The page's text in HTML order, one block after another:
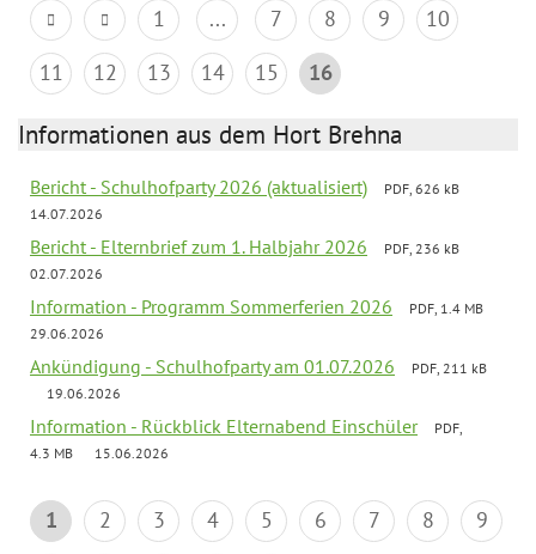
1 ... 7 8 9
10
11
12 13 14 15 16
Informationen aus dem Hort Brehna
Bericht - Schulhofparty 2026 (aktualisiert)
PDF, 626 kB
14.07.2026
Bericht - Elternbrief zum 1. Halbjahr 2026
PDF, 236 kB
02.07.2026
Information - Programm Sommerferien 2026
PDF, 1.4 MB
29.06.2026
Ankündigung - Schulhofparty am 01.07.2026
PDF, 211 kB
19.06.2026
Information - Rückblick Elternabend Einschüler
PDF,
4.3 MB
15.06.2026
1 2 3 4 5 6 7 8
9